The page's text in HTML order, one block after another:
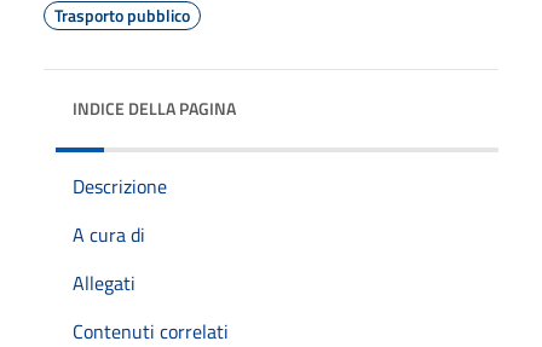
Trasporto pubblico
INDICE DELLA PAGINA
Descrizione
A cura di
Allegati
Contenuti correlati